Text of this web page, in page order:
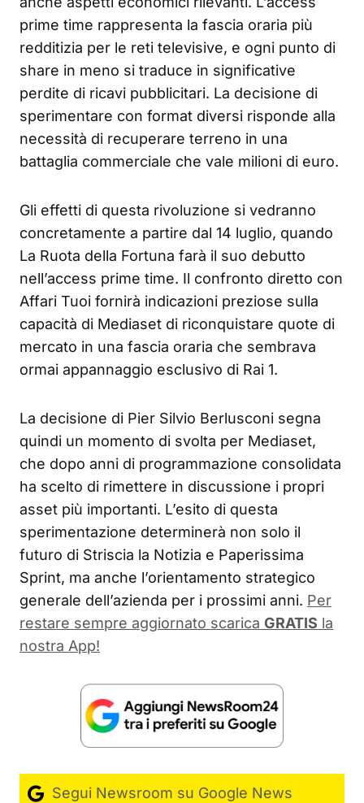
prime time rappresenta la fascia oraria più
redditizia per le reti televisive, e ogni punto di
share in meno si traduce in significative
perdite di ricavi pubblicitari. La decisione di
sperimentare con format diversi risponde alla
necessità di recuperare terreno in una
battaglia commerciale che vale milioni di euro.
Gli effetti di questa rivoluzione si vedranno
concretamente a partire dal 14 luglio, quando
La Ruota della Fortuna farà il suo debutto
nell’access prime time. Il confronto diretto con
Affari Tuoi fornirà indicazioni preziose sulla
capacità di Mediaset di riconquistare quote di
mercato in una fascia oraria che sembrava
ormai appannaggio esclusivo di Rai 1.
La decisione di Pier Silvio Berlusconi segna
quindi un momento di svolta per Mediaset,
che dopo anni di programmazione consolidata
ha scelto di rimettere in discussione i propri
asset più importanti. L’esito di questa
sperimentazione determinerà non solo il
futuro di Striscia la Notizia e Paperissima
Sprint, ma anche l’orientamento strategico
generale dell’azienda per i prossimi anni. Per
restare sempre aggiornato scarica GRATIS la
nostra App!
Segui Newsroom su Google News